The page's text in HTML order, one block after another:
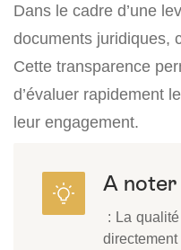
Dans le cadre d’une
documents juridiques,
Cette transparence
d’évaluer rapidement
leur engagement.
A noter
: La